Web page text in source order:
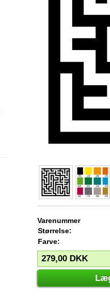
Varenummer
Størrelse:
Farve:
279,00 DKK